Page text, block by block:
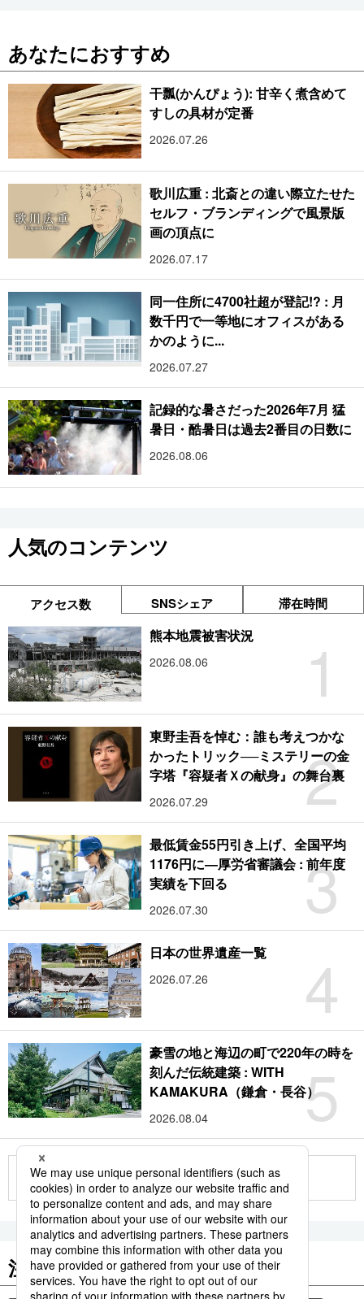
あなたにおすすめ
干瓢(かんぴょう): 甘辛く煮含めて
すしの具材が定番
2026.07.26
歌川広重 : 北斎との違い際立たせた
セルフ・ブランディングで風景版
画の頂点に
2026.07.17
同一住所に4700社超が登記!? : 月
数千円で一等地にオフィスがある
かのように...
2026.07.27
記録的な暑さだった2026年7月 猛
暑日・酷暑日は過去2番目の日数に
2026.08.06
人気のコンテンツ
アクセス数 SNSシェア 滞在時間
1
熊本地震被害状況
2026.08.06
2
東野圭吾を悼む：誰も考えつかな
かったトリック──ミステリーの金
字塔『容疑者Ｘの献身』の舞台裏
2026.07.29
3
最低賃金55円引き上げ、全国平均
1176円に―厚労省審議会 : 前年度
実績を下回る
2026.07.30
4
日本の世界遺産一覧
2026.07.26
5
豪雪の地と海辺の町で220年の時を
刻んだ伝統建築 : WITH
KAMAKURA（鎌倉・長谷）
2026.08.04
もっと見る
注目のキーワード